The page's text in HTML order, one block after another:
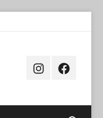
InstagramFacebook